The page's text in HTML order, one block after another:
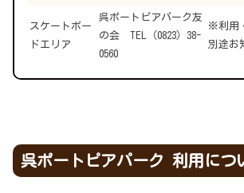
スケートボー
ドエリア
呉ポートピアパーク友
の会 TEL（0823）38-
0560
※利用
別途お
呉ポートピアパーク 利用につ